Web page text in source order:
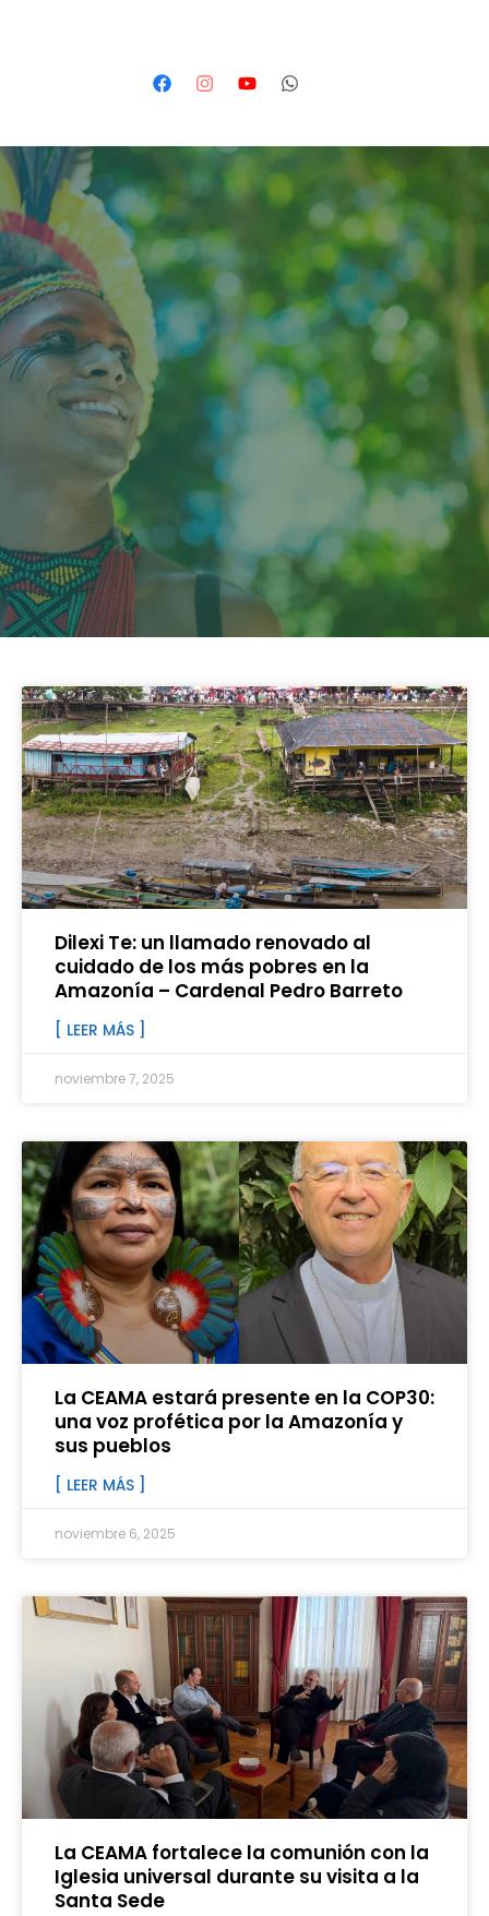
Dilexi Te: un llamado renovado al
cuidado de los más pobres en la
Amazonía – Cardenal Pedro Barreto
[ LEER MÁS ]
noviembre 7, 2025
La CEAMA estará presente en la COP30:
una voz profética por la Amazonía y
sus pueblos
[ LEER MÁS ]
noviembre 6, 2025
La CEAMA fortalece la comunión con la
Iglesia universal durante su visita a la
Santa Sede